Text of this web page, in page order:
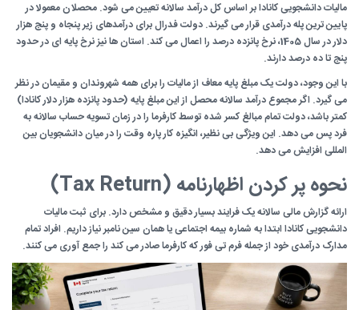
مالیات دانشجویی کانادا بر اساس کل درآمد سالانه تعیین می شود. محصلان معمولا در
پایین ترین پله درآمدی قرار می گیرند. دولت فدرال برای درآمدهای زیر پنجاه و پنج هزار
دلار در سال 1405، نرخ پانزده درصد را اعمال می کند. استان ها نیز نرخ پایه ای در حدود
پنج تا ده درصد دارند.
با این وجود، دولت یک مبلغ پایه معاف از مالیات را برای همه شهروندان و مقیمان در نظر
می گیرد. اگر مجموع درآمد سالانه محصل از این مبلغ پایه (حدود پانزده هزار دلار کانادا)
کمتر باشد، دولت تمام مبالغ کسر شده توسط کارفرما را در زمان تسویه حساب سالانه به
فرد پس می دهد. این ویژگی بی نظیر، انگیزه کار پاره وقت را در میان دانشجویان بین
المللی افزایش می دهد.
نحوه پر کردن اظهارنامه (Tax Return)
ارائه گزارش مالی سالانه یک فرایند بسیار دقیق و مشخص دارد. برای ثبت مالیات
دانشجویی کانادا ابتدا به شماره بیمه اجتماعی یا همان سین نامبر نیاز داریم. افراد تمام
مدارک درآمدی خود از جمله فرم تی فور که کارفرما صادر می کند را جمع آوری می کنند.